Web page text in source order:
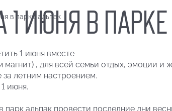
в парке альпак
1 ИЮНЯ В
1 июня вместе
магнит) , для всей семьи отдых, эмоции и
летним настроением.
июня.
альпак провести последние дни